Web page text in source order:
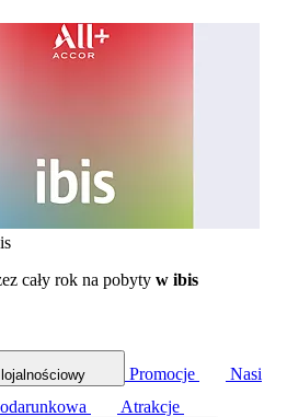
cały rok na pobyty w ibis
Promocje
Nasi
Atrakcje